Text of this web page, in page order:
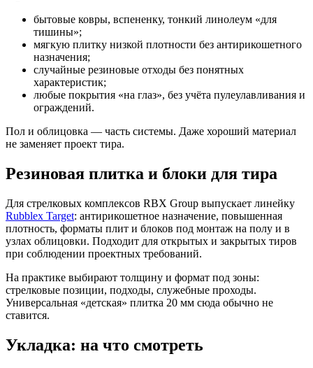
бытовые ковры, вспененку, тонкий линолеум «для
тишины»;
мягкую плитку низкой плотности без антирикошетного
назначения;
случайные резиновые отходы без понятных
характеристик;
любые покрытия «на глаз», без учёта пулеулавливания и
ограждений.
Пол и облицовка — часть системы. Даже хороший материал
не заменяет проект тира.
Резиновая плитка и блоки для тира
Для стрелковых комплексов RBX Group выпускает линейку
Rubblex Target: антирикошетное назначение, повышенная
плотность, форматы плит и блоков под монтаж на полу и в
узлах облицовки. Подходит для открытых и закрытых тиров
при соблюдении проектных требований.
На практике выбирают толщину и формат под зоны:
стрелковые позиции, подходы, служебные проходы.
Универсальная «детская» плитка 20 мм сюда обычно не
ставится.
Укладка: на что смотреть